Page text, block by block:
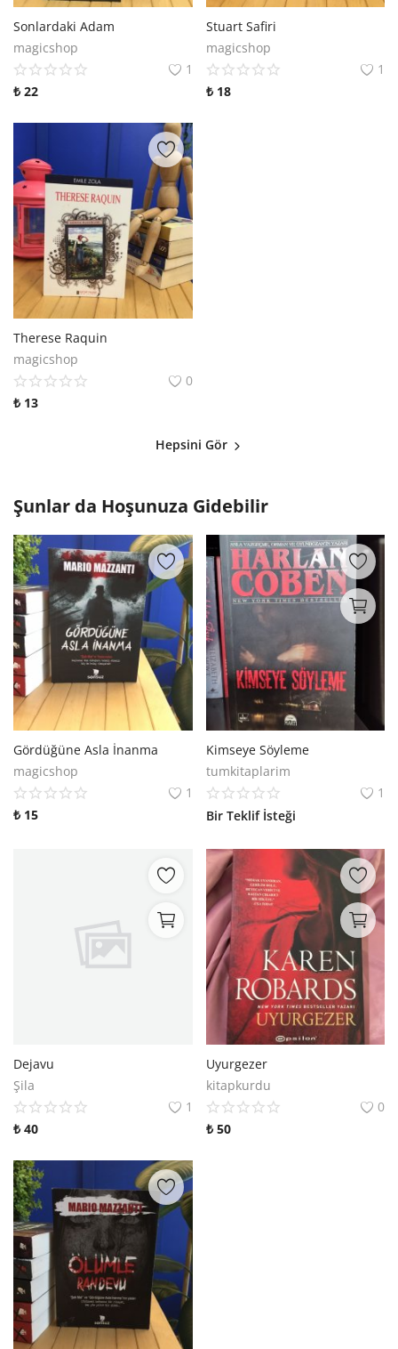
Sonlardaki Adam
magicshop
1
₺ 22
Stuart Safiri
magicshop
1
₺18
Therese Raquin
magicshop
0
₺ 13
Hepsini Gör
Şunlar da Hoşunuza Gidebilir
Gördüğüne Asla İnanma
magicshop
1
₺ 15
Kimseye Söyleme
tumkitaplarim
1
Bir Teklif İsteği
Dejavu
Şila
1
₺ 40
Uyurgezer
kitapkurdu
0
₺50